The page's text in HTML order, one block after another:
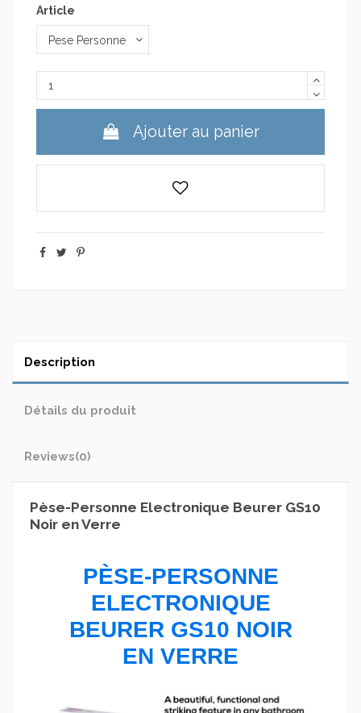
Article
Ajouter au panier
Description
Détails du produit
Reviews(0)
Pèse-Personne Electronique Beurer GS10
Noir en Verre
PÈSE-PERSONNE
ELECTRONIQUE
BEURER GS10 NOIR
EN VERRE